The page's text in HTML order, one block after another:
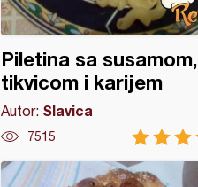
Piletina sa susamom,
tikvicom i karijem
Autor: Slavica
7515